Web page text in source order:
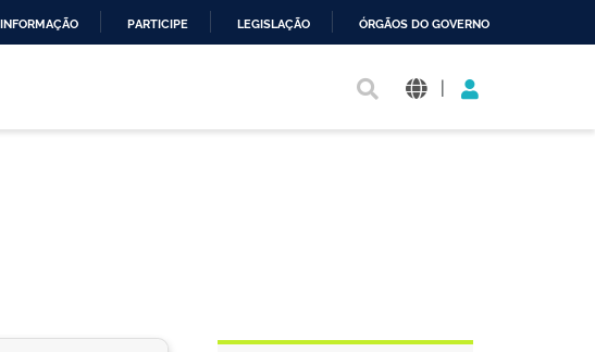
PARTICIPE LEGISLAÇÃO ÓRGÃOS DO GOVERNO
|